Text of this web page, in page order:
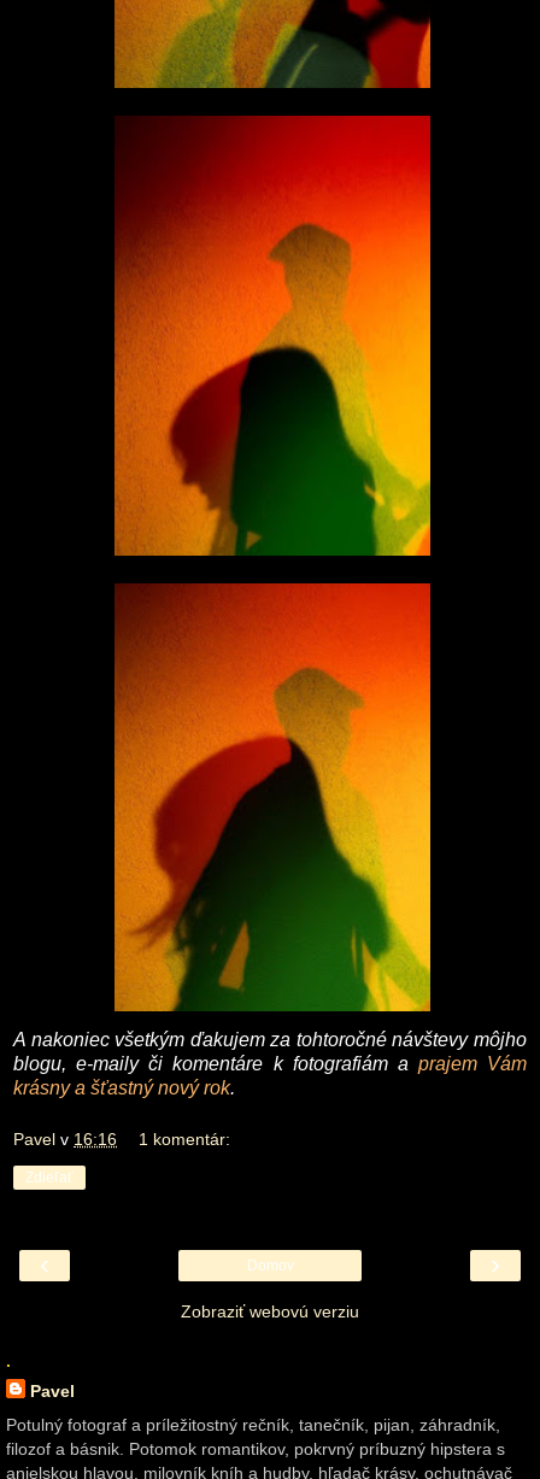
A nakoniec všetkým ďakujem za tohtoročné návštevy môjho
blogu, e-maily či komentáre k fotografiám a prajem Vám
krásny a šťastný nový rok.
Pavel v 16:16 1 komentár:
Zdieľať
‹ ›
Domov
Zobraziť webovú verziu
.
Pavel
Potulný fotograf a príležitostný rečník, tanečník, pijan, záhradník,
filozof a básnik. Potomok romantikov, pokrvný príbuzný hipstera s
anjelskou hlavou, milovník kníh a hudby, hľadač krásy, ochutnávač